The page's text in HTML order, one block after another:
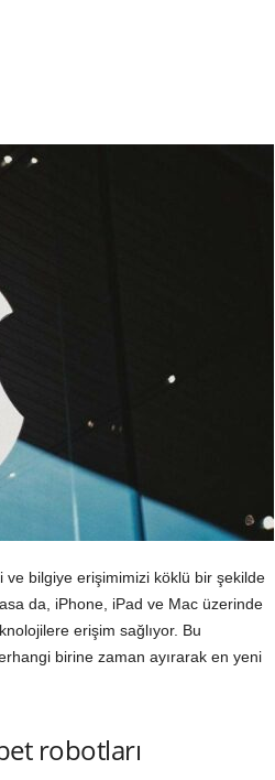
bilgiye erişimimizi köklü bir şekilde
da, iPhone, iPad ve Mac üzerinde
erişim sağlıyor. Bu
birine zaman ayırarak en yeni
robotları